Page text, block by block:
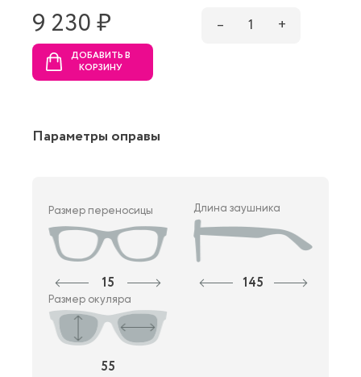
9 230 ₷ – 1 +
ДОБАВИТЬ В
КОРЗИНУ
Параметры оправы
Размер переносицы
15
Длина заушника
145
Размер окуляра
55